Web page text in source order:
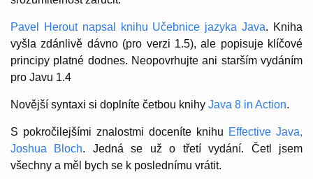
Pavel Herout napsal knihu Učebnice jazyka Java. Kniha
vyšla zdánlivě dávno (pro verzi 1.5), ale popisuje klíčové
principy platné dodnes. Neopovrhujte ani starším vydáním
pro Javu 1.4
Novější syntaxi si doplníte četbou knihy Java 8 in Action.
S pokročilejšími znalostmi doceníte knihu Effective Java,
Joshua Bloch. Jedná se už o třetí vydání. Četl jsem
všechny a měl bych se k poslednímu vrátit.